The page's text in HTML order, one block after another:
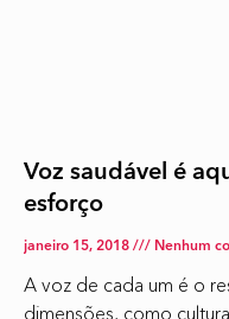
Voz saudável é
esforço
janeiro 15, 2018 Nenhum
A voz de cada um é o
dimensões, como